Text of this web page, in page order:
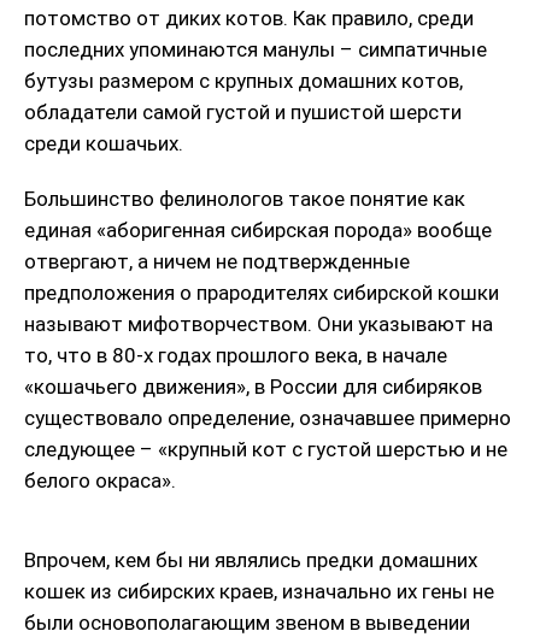
потомство от диких котов. Как правило, среди
последних упоминаются манулы – симпатичные
бутузы размером с крупных домашних котов,
обладатели самой густой и пушистой шерсти
среди кошачьих.
Большинство фелинологов такое понятие как
единая «аборигенная сибирская порода» вообще
отвергают, а ничем не подтвержденные
предположения о прародителях сибирской кошки
называют мифотворчеством. Они указывают на
то, что в 80-х годах прошлого века, в начале
«кошачьего движения», в России для сибиряков
существовало определение, означавшее примерно
следующее – «крупный кот с густой шерстью и не
белого окраса».
Впрочем, кем бы ни являлись предки домашних
кошек из сибирских краев, изначально их гены не
были основополагающим звеном в выведении